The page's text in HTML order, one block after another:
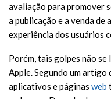
avaliação para promover
a publicação e a venda de
experiência dos usuários
Porém, tais golpes não se
Apple. Segundo um
aplicativos e páginas web